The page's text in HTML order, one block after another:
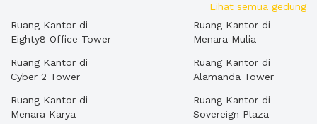
Lihat semua gedung
Ruang Kantor di
Eighty8 Office Tower
Ruang Kantor di
Cyber 2 Tower
Ruang Kantor di
Menara Karya
Ruang Kantor di
Menara Mulia
Ruang Kantor di
Alamanda Tower
Ruang Kantor di
Sovereign Plaza